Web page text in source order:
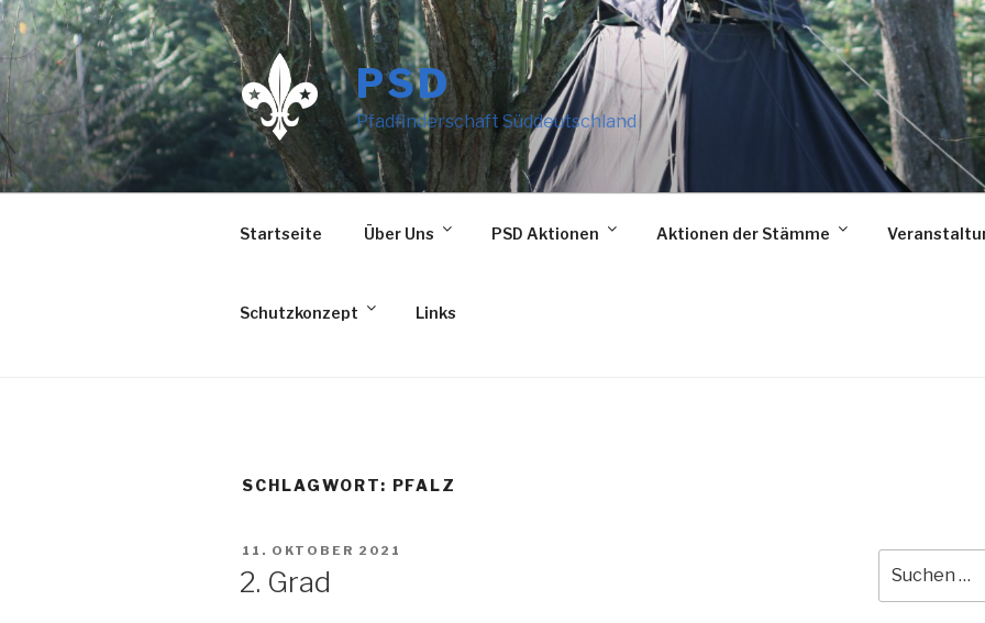
Zum
Inhalt
springen
PSD
Pfadfinderschaft Süddeutschland
Startseite Über Uns PSD Aktionen Aktionen der Stämme
Schutzkonzept Links
SCHLAGWORT: PFALZ
VERÖFFENTLICHT
11. OKTOBER 2021
2. Grad
nach: